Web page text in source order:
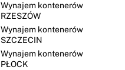
Wynajem kontenerów
RZESZÓW
Wynajem kontenerów
SZCZECIN
Wynajem kontenerów
PŁOCK